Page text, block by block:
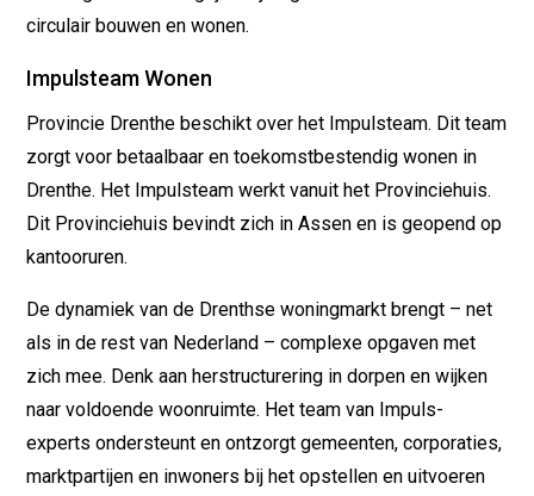
circulair bouwen en wonen.
Impulsteam Wonen
Provincie Drenthe beschikt over het Impulsteam. Dit team
zorgt voor betaalbaar en toekomstbestendig wonen in
Drenthe. Het Impulsteam werkt vanuit het Provinciehuis.
Dit Provinciehuis bevindt zich in Assen en is geopend op
kantooruren.
De dynamiek van de Drenthse woningmarkt brengt – net
als in de rest van Nederland – complexe opgaven met
zich mee. Denk aan herstructurering in dorpen en wijken
naar voldoende woonruimte. Het team van Impuls-
experts ondersteunt en ontzorgt gemeenten, corporaties,
marktpartijen en inwoners bij het opstellen en uitvoeren